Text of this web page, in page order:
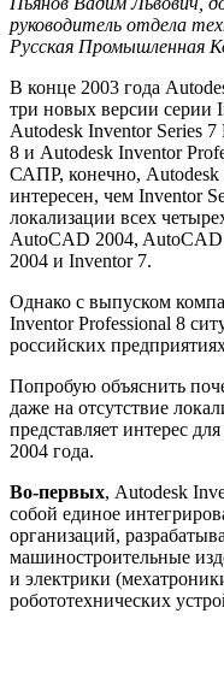
руководитель отдела
Русская Промышленная
В конце 2003 года
три новых версии серии
Autodesk Inventor Series
8 и Autodesk Inventor
САПР, конечно, Autodesk
интересен, чем Inventor
локализации всех
AutoCAD 2004, AutoCAD
2004 и Inventor 7.
Однако с выпуском
Inventor Professional 8
российских
Попробую объяснить
даже на отсутствие
представляет интерес
2004 года.
Во-первых, Autodesk
собой единое
организаций,
машиностроительные
и электрики
робототехнических